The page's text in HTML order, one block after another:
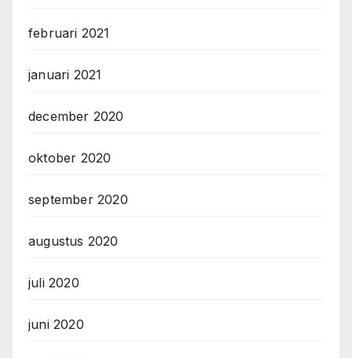
februari 2021
januari 2021
december 2020
oktober 2020
september 2020
augustus 2020
juli 2020
juni 2020